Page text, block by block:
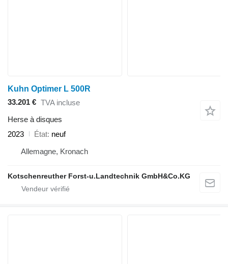
Kuhn Optimer L 500R
33.201 € TVA incluse
Herse à disques
2023
État neuf
Allemagne, Kronach
Kotschenreuther Forst-u.Landtechnik GmbH&Co.KG